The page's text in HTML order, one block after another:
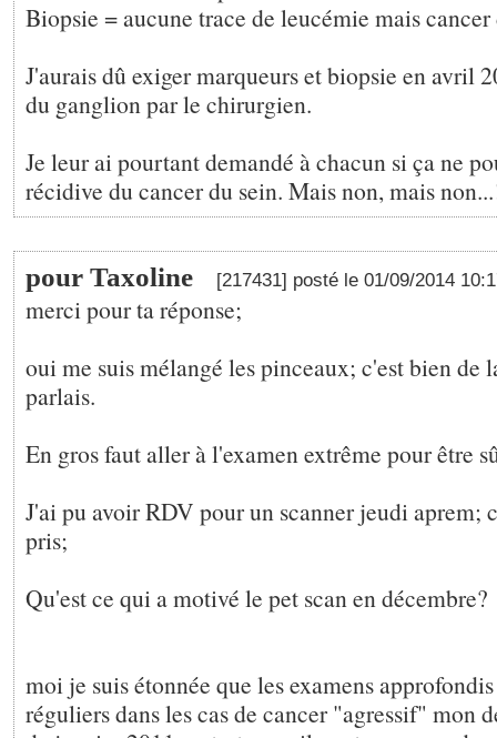
Biopsie = aucune trace de leucémie mais cancer
J'aurais dû exiger marqueurs et biopsie en avril
du ganglion par le chirurgien.
Je leur ai pourtant demandé à chacun si ça ne
récidive du cancer du sein. Mais non, mais
pour Taxoline [217431] posté le 01/09/2014
merci pour ta réponse;
oui me suis mélangé les pinceaux; c'est bien de
parlais.
En gros faut aller à l'examen extrême pour être
J'ai pu avoir RDV pour un scanner jeudi aprem;
pris;
Qu'est ce qui a motivé le pet scan en décembre?
moi je suis étonnée que les examens
réguliers dans les cas de cancer "agressif" mon